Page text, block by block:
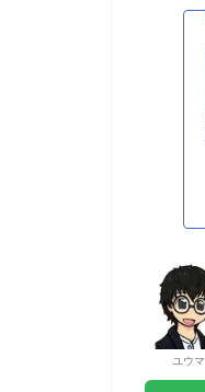
ユウマ